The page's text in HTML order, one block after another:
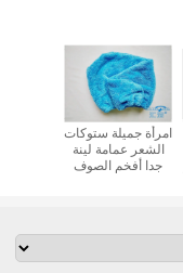
امرأة جميلة ستوكات
الشعر عمامة لينة
جدا أفخم الصوف